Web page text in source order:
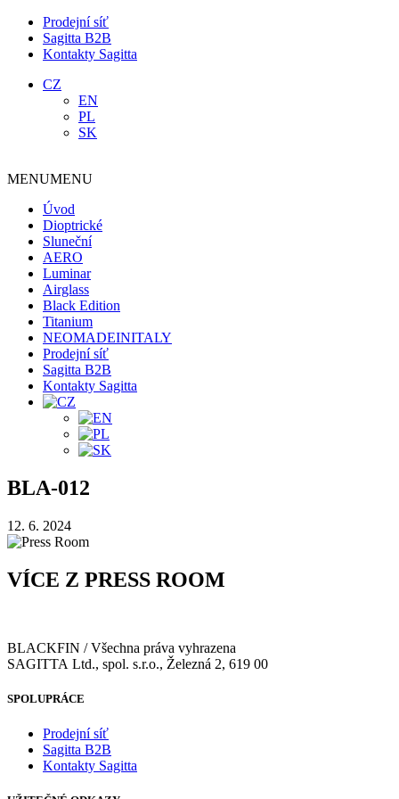
Prodejní síť
Sagitta B2B
Kontakty Sagitta
CZ
EN
PL
SK
MENUMENU
Úvod
Dioptrické
Sluneční
AERO
Luminar
Airglass
Black Edition
Titanium
NEOMADEINITALY
Prodejní síť
Sagitta B2B
Kontakty Sagitta
BLA-012
12. 6. 2024
VÍCE Z PRESS ROOM
BLACKFIN / Všechna práva vyhrazena
SAGITTA Ltd., spol. s.r.o., Železná 2, 619 00
SPOLUPRÁCE
Prodejní síť
Sagitta B2B
Kontakty Sagitta